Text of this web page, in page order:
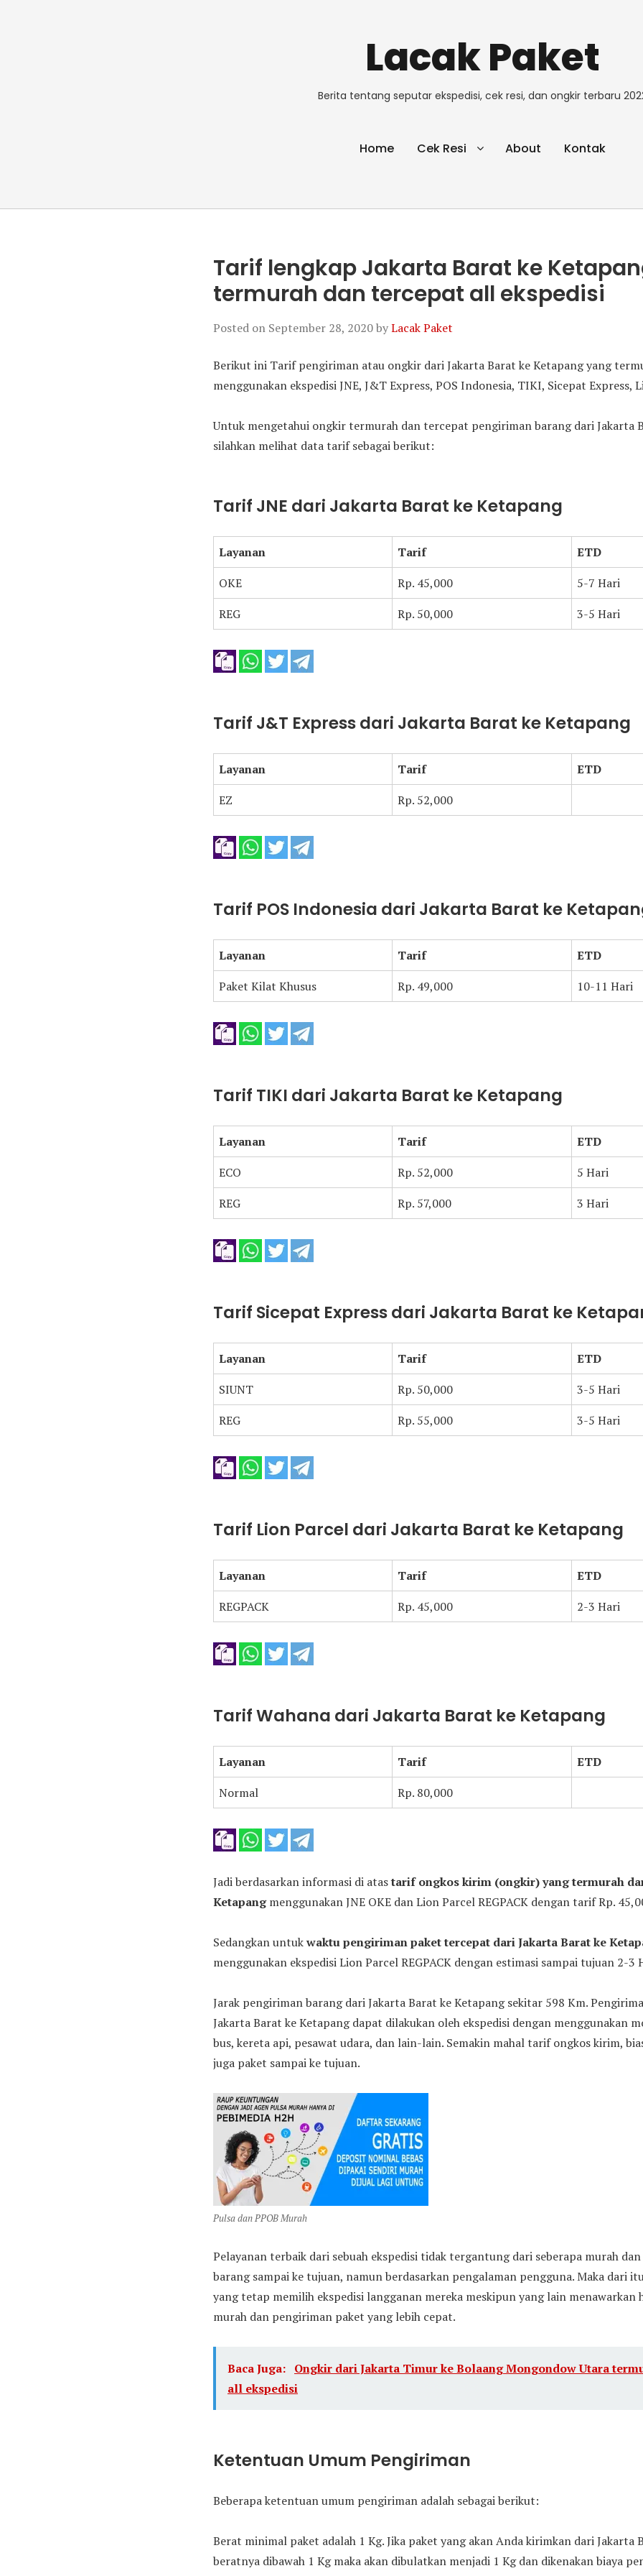
Lacak Paket
Berita tentang seputar ekspedisi, cek resi, dan ongkir terbaru
Home Cek Resi About Kontak
Tarif lengkap Jakarta Barat ke
termurah dan tercepat all ekspedisi
Posted on September 28, 2020byLacak Paket
Berikut ini Tarif pengiriman atau ongkir dari Jakarta Barat ke Ketapang yang
menggunakan ekspedisi JNE, J&T Express, POS Indonesia, TIKI, Sicepat Express,
Untuk mengetahui ongkir termurah dan tercepat pengiriman barang dari Jakarta
silahkan melihat data tarif sebagai berikut:
Tarif JNE dari Jakarta Barat ke Ketapang
Layanan Tarif
ETD
OKE
Rp. 45,000
5-7 Hari
REG
Rp. 50,000 3-5 Hari
Tarif J&T Express dari Jakarta Barat ke Ketapang
Layanan Tarif
ETD
EZ
Rp. 52,000
Tarif POS Indonesia dari Jakarta Barat ke
Layanan Tarif
ETD
Paket Kilat Khusus
Rp. 49,000 10-11 Hari
Tarif TIKI dari Jakarta Barat ke Ketapang
Layanan Tarif
ETD
ECO
Rp. 52,000
5 Hari
REG
Rp. 57,000 3 Hari
Tarif Sicepat Express dari Jakarta Barat ke
Layanan Tarif
ETD
SIUNT
Rp. 50,000
3-5 Hari
REG
Rp. 55,000 3-5 Hari
Tarif Lion Parcel dari Jakarta Barat ke Ketapang
Layanan Tarif
ETD
REGPACK
Rp. 45,000 2-3 Hari
Tarif Wahana dari Jakarta Barat ke Ketapang
Layanan Tarif
ETD
Normal
Rp. 80,000
Jadi berdasarkan informasi di atastarif ongkos kirim (ongkir) yang termurah
Ketapangmenggunakan JNE OKE dan Lion Parcel REGPACK dengan tarif Rp.
Sedangkan untukwaktu pengiriman paket tercepat dari Jakarta Barat ke
menggunakan ekspedisi Lion Parcel REGPACK dengan estimasi sampai tujuan 2-3
Jarak pengiriman barang dari Jakarta Barat ke Ketapang sekitar 598 Km.
Jakarta Barat ke Ketapang dapat dilakukan oleh ekspedisi dengan menggunakan
bus, kereta api, pesawat udara, dan lain-lain. Semakin mahal tarif ongkos kirim,
juga paket sampai ke tujuan.
Pulsa dan PPOB Murah
Pelayanan terbaik dari sebuah ekspedisi tidak tergantung dari seberapa murah
barang sampai ke tujuan, namun berdasarkan pengalaman pengguna. Maka dari
yang tetap memilih ekspedisi langganan mereka meskipun yang lain menawarkan
murah dan pengiriman paket yang lebih cepat.
Baca Juga: Ongkir dari Jakarta Timur ke Bolaang Mongondow Utara
all ekspedisi
Ketentuan Umum Pengiriman
Beberapa ketentuan umum pengiriman adalah sebagai berikut:
Berat minimal paket adalah 1 Kg. Jika paket yang akan Anda kirimkan dari Jakarta
beratnya dibawah 1 Kg maka akan dibulatkan menjadi 1 Kg dan dikenakan biaya